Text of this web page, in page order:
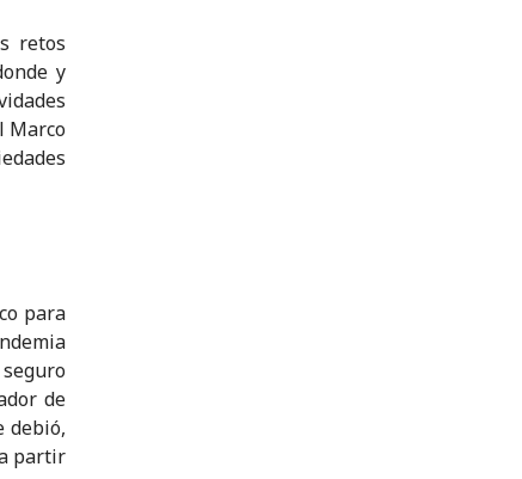
retos
y
Marco
para
de
debió,
partir